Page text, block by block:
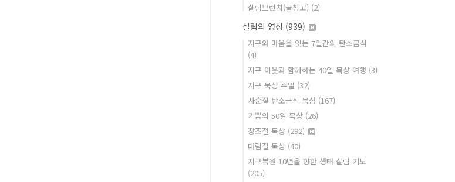
살림브런치(글창고) (2)
살림의 영성 (939)
지구와 마음을 잇는 7일간의 탄소금식
(4)
지구 이웃과 함께하는 40일 묵상 여행 (3)
지구 묵상 주일 (32)
사순절 탄소금식 묵상 (167)
기쁨의 50일 묵상 (26)
창조절 묵상 (292)
대림절 묵상 (40)
지구복원 10년을 향한 생태 살림 기도
(205)